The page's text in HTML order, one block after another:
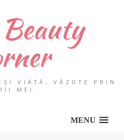
ȘI VIAȚĂ, VĂZUTE PRIN
MEI.
MENU